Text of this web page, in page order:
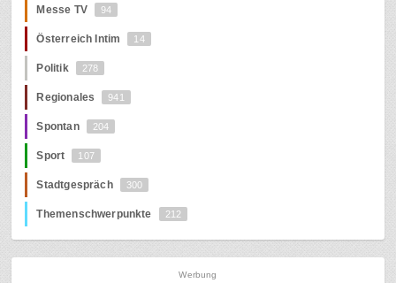
Messe TV 94
Österreich Intim 14
Politik 278
Regionales 941
Spontan 204
Sport 107
Stadtgespräch 300
Themenschwerpunkte 212
Werbung